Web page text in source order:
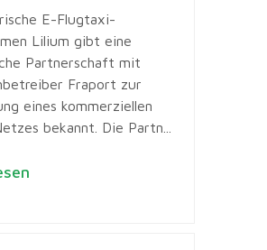
E-Flugtaxi-
Lilium gibt eine
Partnerschaft mit
Fraport zur
eines kommerziellen
bekannt. Die Partn...